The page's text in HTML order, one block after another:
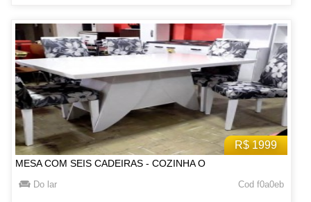
R$ 1999
MESA COM SEIS CADEIRAS - COZINHA O
Do lar Cod f0a0eb